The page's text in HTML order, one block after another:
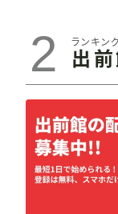
2 ランキン
出前